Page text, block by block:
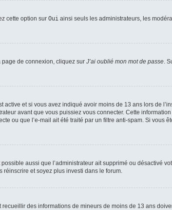
cette option sur Oui ainsi seuls les administrateurs, les
de connexion, cliquez sur J’ai oublié mon mot de passe.
active et si vous avez indiqué avoir moins de 13 ans lors de
avant que vous puissiez vous connecter. Cette
ou que l’e-mail ait été traité par un filtre anti-spam. Si vous
aussi que l’administrateur ait supprimé ou désactivé
et soyez plus investi dans le forum.
des informations de mineurs de moins de 13 ans